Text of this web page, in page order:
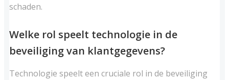
schaden.
Welke rol speelt technologie in de
beveiliging van klantgegevens?
Technologie speelt een cruciale rol in de beveiliging